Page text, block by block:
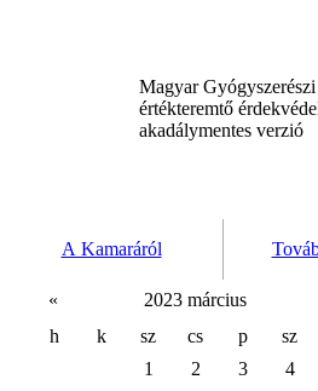
Magyar
értékteremtő
akadálymentes verzió
A Kamaráról
«
2023 március
h
k sz cs p
sz
1
2 3
4